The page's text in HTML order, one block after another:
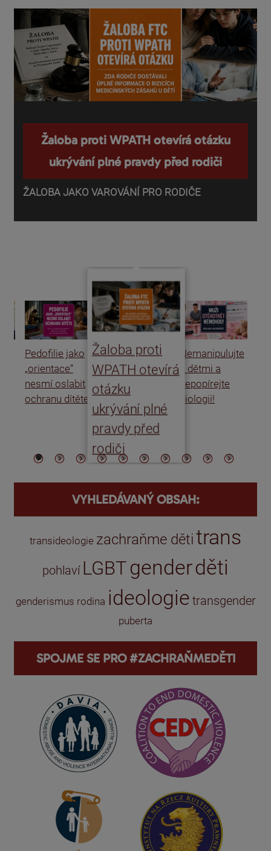
Žaloba proti WPATH otevírá otázku
ukrývání plné pravdy před rodiči
ŽALOBA JAKO VAROVÁNÍ PRO RODIČE
Pedofilie jako
„orientace“
nesmí oslabit
ochranu dítěte
Žaloba proti
WPATH otevírá
otázku
ukrývání plné
pravdy před
rodiči
Nemanipulujte
s dětmi a
nepopírejte
biologii!
VYHLEDÁVANÝ OBSAH:
transideologie zachraňme dětitrans
pohlaví LGBT genderděti
genderismus rodina ideologie transgender
puberta
SPOJME SE PRO #ZACHRAŇMEDĚTI